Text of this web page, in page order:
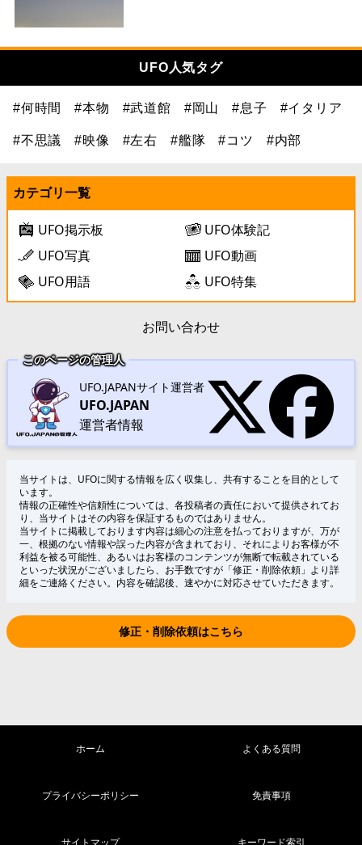
UFO人気タグ
#何時間 #本物 #武道館 #岡山 #息子 #イタリア
#不思議 #映像 #左右 #艦隊 #コツ #内部
カテゴリ一覧
UFO掲示板
UFO体験記
UFO写真
UFO動画
UFO用語
UFO特集
お問い合わせ
このページの管理人
UFO.JAPANサイト運営者
UFO.JAPAN
運営者情報
当サイトは、UFOに関する情報を広く収集し、共有することを目的として
います。
情報の正確性や信頼性については、各投稿者の責任において提供されてお
り、当サイトはその内容を保証するものではありません。
当サイトに掲載しております内容は細心の注意を払っておりますが、万が
一、根拠のない情報や誤った内容が含まれており、それによりお客様が不
利益を被る可能性、あるいはお客様のコンテンツが無断で転載されている
といった状況がございましたら、お手数ですが「修正・削除依頼」より詳
細をご連絡ください。内容を確認後、速やかに対応させていただきます。
修正・削除依頼はこちら
ホーム よくある質問
プライバシーポリシー 免責事項